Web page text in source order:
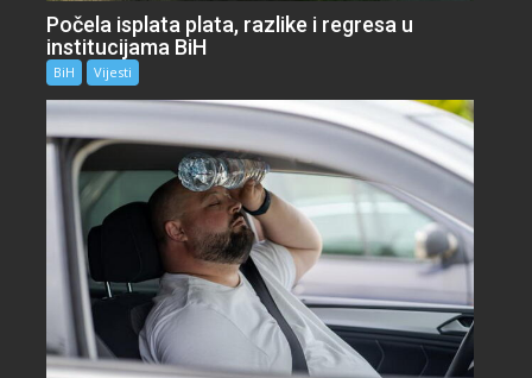
Počela isplata plata, razlike i regresa u
institucijama BiH
BiH Vijesti